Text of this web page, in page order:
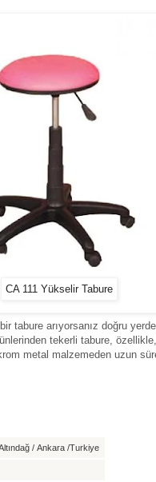
CA 111 Yükselir Tabure
tabure arıyorsanız doğru
tekerli tabure,
metal malzemeden uzun
/ Ankara /Turkiye